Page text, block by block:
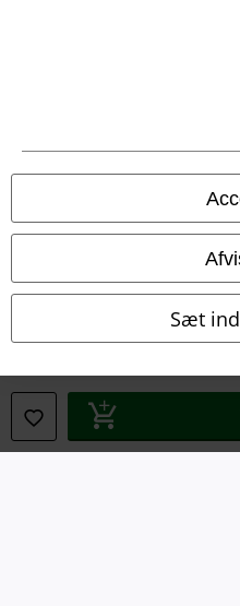
Sæt
Juridisk
Salgs-, medlems- &
Om EMP Danmark
Persondatapolitik
Bortskaffelse af affald og
Overensstemmelseserklæring
Oplysninger om tilgængelighed